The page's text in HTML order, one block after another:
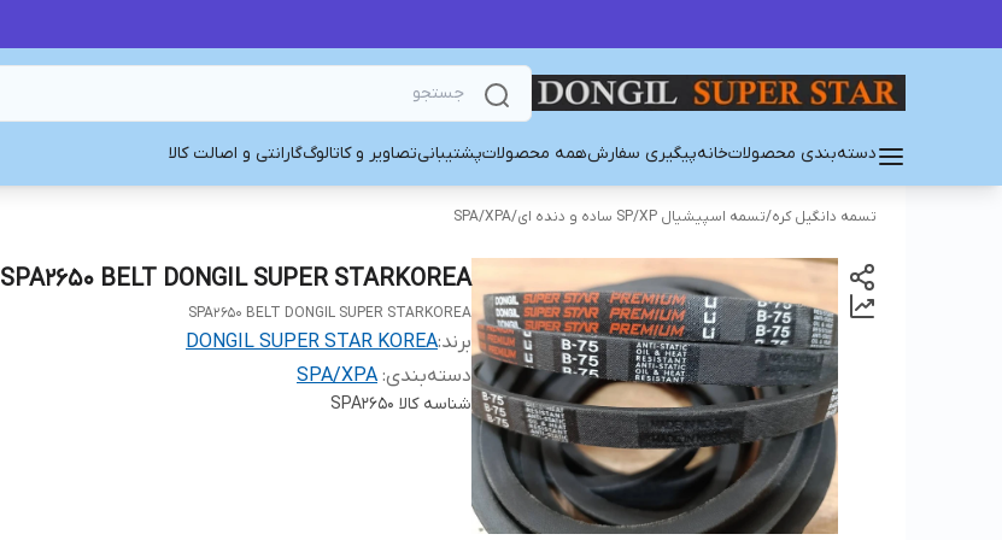
دسته‌بندی محصولاتخانهپیگیری سفارشهمه محصولاتپشتیبانیتصاویر و کاتالوگگارانتی و اصالت کالا
تسمه دانگیل کره/تسمه اسپیشیال SP/XP ساده و دنده ای /
SPA/XPA
SPA2650 BELT DONGIL SUPER STARKOREA
SPA2650 BELT DONGIL SUPER STARKOREA
برند:DONGIL SUPER STAR KOREA
دسته‌بندی:
SPA/XPA
شناسه کالا SPA2650